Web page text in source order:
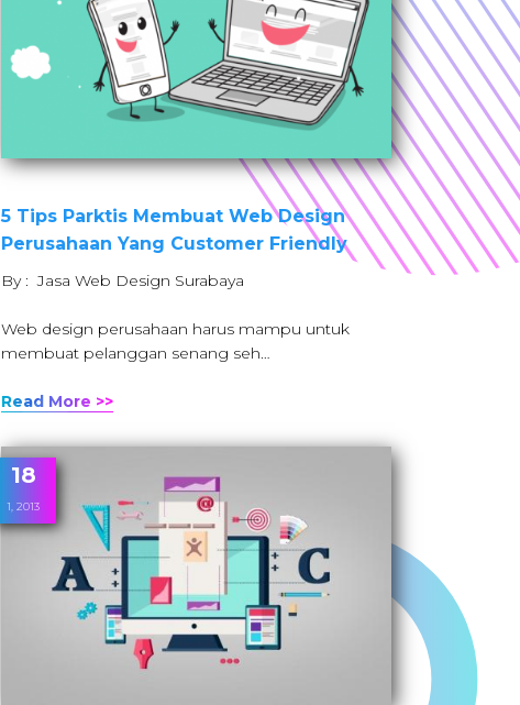
5 Tips Parktis Membuat Web Design
Perusahaan Yang Customer Friendly
By : Jasa Web Design Surabaya
Web design perusahaan harus mampu untuk
membuat pelanggan senang seh…
Read More >>
18
1, 2013